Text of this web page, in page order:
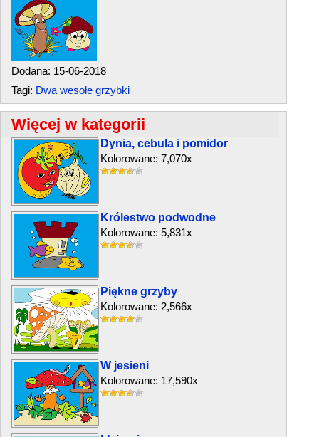
Dodana: 15-06-2018
Tagi: Dwa wesołe grzybki
Więcej w kategorii
Dynia, cebula i pomidor
Kolorowane: 7,070x
Królestwo podwodne
Kolorowane: 5,831x
Piękne grzyby
Kolorowane: 2,566x
W jesieni
Kolorowane: 17,590x